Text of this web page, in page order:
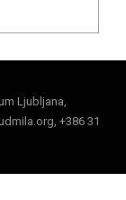
Ljubljana,
+386 31